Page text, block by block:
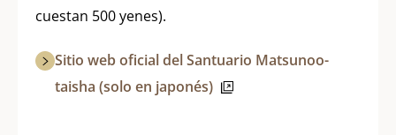
cuestan 500 yenes).
Sitio web oficial del Santuario Matsunoo-
taisha (solo en japonés)